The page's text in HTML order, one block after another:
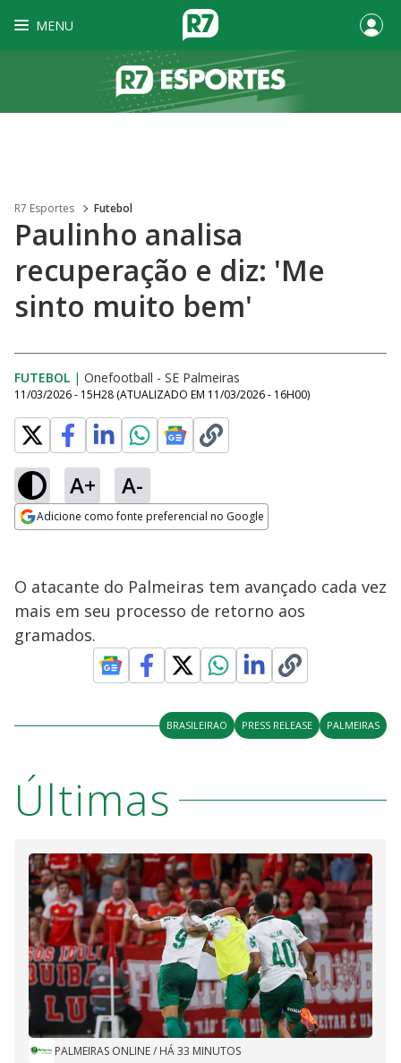
MENU
R7 Esportes Futebol
Paulinho analisa
recuperação e diz: 'Me
sinto muito bem'
FUTEBOL | Onefootball - SE Palmeiras
11/03/2026 - 15H28 (ATUALIZADO EM 11/03/2026 - 16H00)
A+ A-
Adicione como fonte preferencial no Google
O atacante do Palmeiras tem avançado cada vez
mais em seu processo de retorno aos
gramados.
BRASILEIRAO PRESS RELEASE PALMEIRAS
Últimas
PALMEIRAS ONLINE/ HÁ 33 MINUTOS